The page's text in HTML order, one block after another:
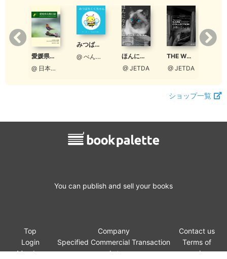
愛媛県鳥類目録 - Checklist of the Birds of Ehime
@ 日本野鳥の会愛媛
みつばちくくちゃん
@ べんちゃんまん
ほんになるねこ
@ JETDA
THE WORLD CARS COLLECTION 募集ガイド
@ JETDA
ショップ一覧
You can publish and sell your books
Top
Login
Member
Company
Specified Commercial Transaction
Act
Contact us
Terms of
service